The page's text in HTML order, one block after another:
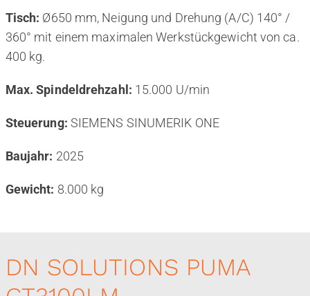
Tisch: Ø650 mm, Neigung und Drehung (A/C) 140° /
360° mit einem maximalen Werkstückgewicht von ca.
400 kg.
Max. Spindeldrehzahl: 15.000 U/min
Steuerung: SIEMENS SINUMERIK ONE
Baujahr: 2025
Gewicht: 8.000 kg
DN SOLUTIONS PUMA